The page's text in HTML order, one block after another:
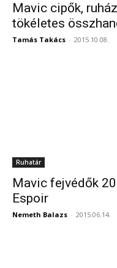
Mavic cipők,
tökéletes
Tamás Takács - 2015.10.08.
Ruhatár
Mavic fejvédők
Espoir
Nemeth Balazs - 2015.06.14.